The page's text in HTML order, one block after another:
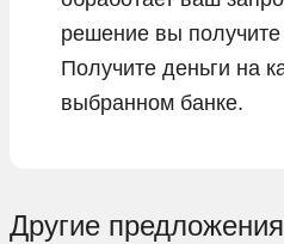
решение вы
Получите деньги на
выбранном банке.
Другие предложения